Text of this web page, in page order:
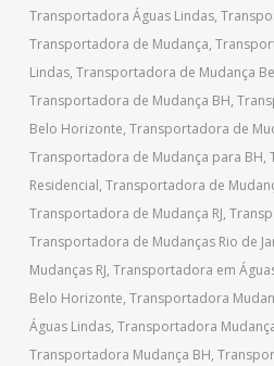
Transportadora Águas Lindas,
Transportadora de Mudança,
Lindas, Transportadora de Mudança
Transportadora de Mudança BH,
Belo Horizonte, Transportadora de
Transportadora de Mudança para BH,
Residencial, Transportadora de
Transportadora de Mudança RJ,
Transportadora de Mudanças Rio de
Mudanças RJ, Transportadora em
Belo Horizonte, Transportadora
Águas Lindas, Transportadora
Transportadora Mudança BH,